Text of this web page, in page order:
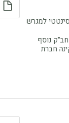
למגרש
נוסף
חברת